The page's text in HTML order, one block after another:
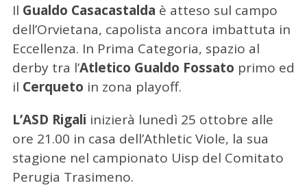
Il Gualdo Casacastalda è atteso sul campo
dell’Orvietana, capolista ancora imbattuta in
Eccellenza. In Prima Categoria, spazio al
derby tra l’Atletico Gualdo Fossato primo ed
il Cerqueto in zona playoff.
L’ASD Rigali inizierà lunedì 25 ottobre alle
ore 21.00 in casa dell’Athletic Viole, la sua
stagione nel campionato Uisp del Comitato
Perugia Trasimeno.